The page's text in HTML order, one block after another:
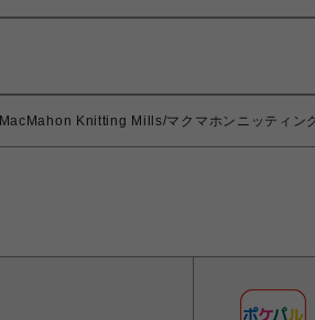
MacMahon Knitting Mills/マクマホンニッティ